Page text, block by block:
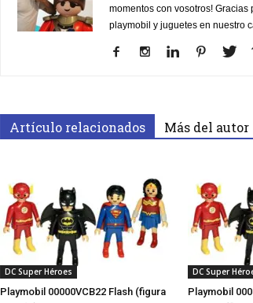
momentos con vosotros!
playmobil y juguetes en nuestro
Artículo relacionados Más del autor
DC Super Héroes
Playmobil 00000VCB22 Flash (figura
DC Super
Playmobil